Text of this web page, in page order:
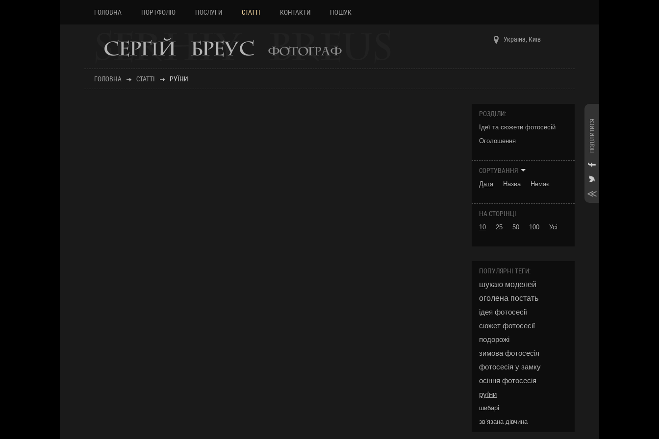
ГОЛОВНА ПОРТФОЛІО ПОСЛУГИ СТАТТІ КОНТАКТИ ПОШУК
SERHIY BREUS
СЕРГІЙ БРЕУС ФОТОГРАФ
Україна, Київ
ГОЛОВНА СТАТТІ РУЇНИ
РОЗДІЛИ:
Ідеї та сюжети фотосесій
Оголошення
СОРТУВАННЯ
Дата Назва Немає
НА СТОРІНЦІ
10 25 50 100 Усі
ПОПУЛЯРНІ ТЕГИ:
шукаю моделей
оголена постать
ідея фотосесії
сюжет фотосесії
подорожі
зимова фотосесія
фотосесія у замку
осіння фотосесія
руїни
шибарі
зв’язана дівчина
ПОДІЛИТИСЯ